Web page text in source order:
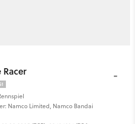
Racer
Namco Limited, Namco Bandai
-